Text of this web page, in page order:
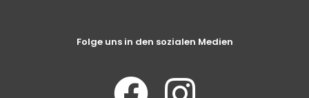
Folge uns in den sozialen Medien